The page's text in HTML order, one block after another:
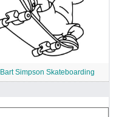
Bart Simpson Skateboarding